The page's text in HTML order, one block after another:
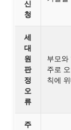
신
청
세
대
원
판
정
오
류
부모와
주로
칙에
주